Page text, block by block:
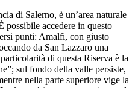
di Salerno, è un’area naturale
possibile accedere in questo
punti: Amalfi, con giusto
da San Lazzaro una
di questa Riserva è la
sul fondo della valle persiste,
nella parte superiore vige la